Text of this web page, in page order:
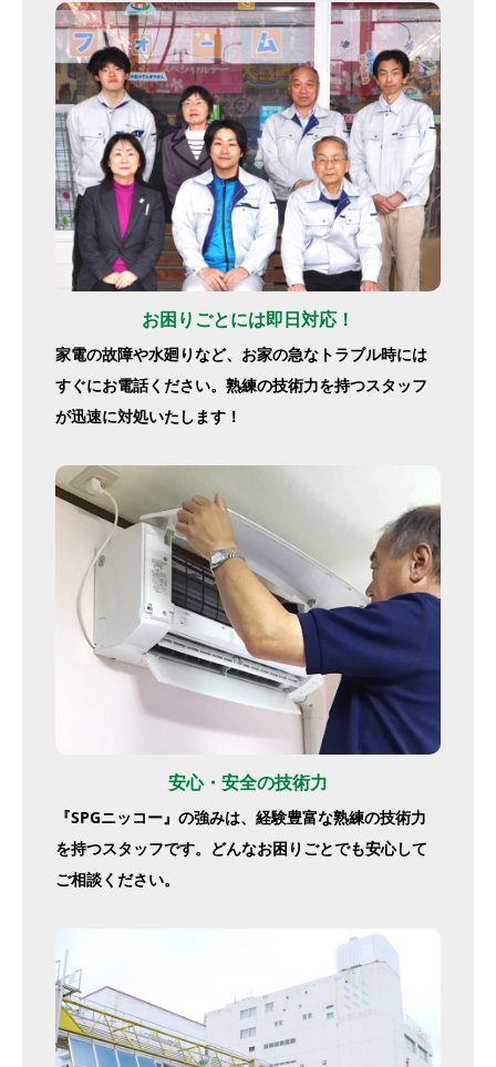
お困りごとには即日対応！
家電の故障や水廻りなど、お家の急なトラブル時には
すぐにお電話ください。熟練の技術力を持つスタッフ
が迅速に対処いたします！
安心・安全の技術力
『SPGニッコー』の強みは、経験豊富な熟練の技術力
を持つスタッフです。どんなお困りごとでも安心して
ご相談ください。